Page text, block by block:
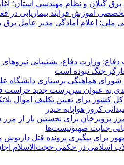
برق گیلان و نظام مهندسی استان؛
تخصصی آموزش فرایند بیماریابی در
ملی؛ اعلام آمادگی مدیر عامل
وزارت دفاع، پشتیبانی
جنگ نبوده است
هماهنگی پرستاری دانشگاه
به عنوان سرپرست جدید
کشور برای تعیین تکلیف اموال
کروز هواپایه حیدر
پرویزخان برای نخستین بار از مرز
برای پیگیری پرونده قتل
اسلامی در حکمی حجت‌الاسلام